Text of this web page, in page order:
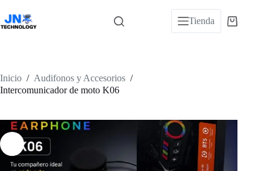
contenido
Tienda
Carro
Inicio / Audifonos y Accesorios /
Intercomunicador de moto K06